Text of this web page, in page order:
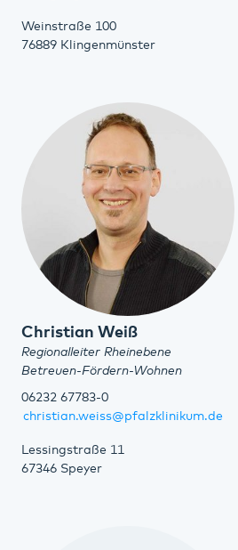
Weinstraße 100
76889 Klingenmünster
Christian Weiß
Regionalleiter Rheinebene
Betreuen-Fördern-Wohnen
06232 67783-0
christian.weiss@pfalzklinikum.de
Lessingstraße 11
67346 Speyer